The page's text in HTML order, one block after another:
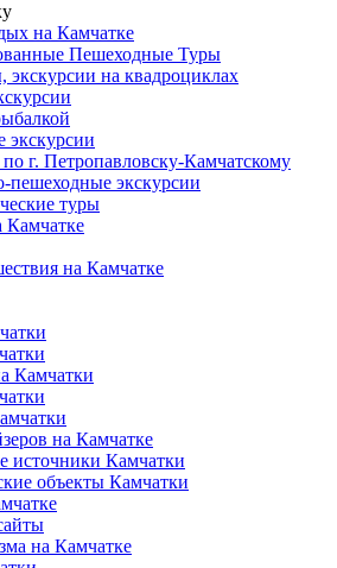
на Камчатке
Пешеходные Туры
на квадроциклах
экскурсии
г. Петропавловску-Камчатскому
пешеходные экскурсии
туры
Камчатке
на Камчатке
Камчатки
на Камчатке
источники Камчатки
объекты Камчатки
на Камчатке